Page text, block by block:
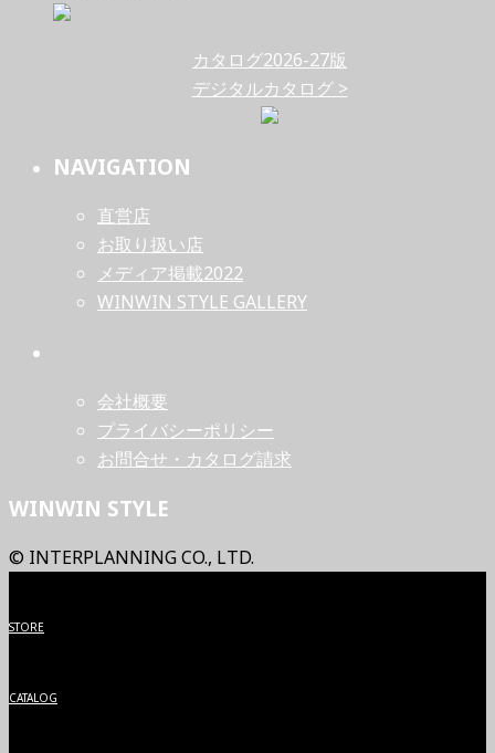
カタログ2026-27版
デジタルカタログ >
NAVIGATION
直営店
お取り扱い店
メディア掲載2022
WINWIN STYLE GALLERY
会社概要
プライバシーポリシー
お問合せ・カタログ請求
WINWIN STYLE
© INTERPLANNING CO., LTD.
STORE
CATALOG